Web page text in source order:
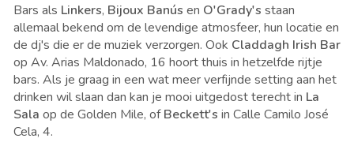
Bars als Linkers, Bijoux Banús en O'Grady's staan
allemaal bekend om de levendige atmosfeer, hun locatie en
de dj's die er de muziek verzorgen. Ook Claddagh Irish Bar
op Av. Arias Maldonado, 16 hoort thuis in hetzelfde rijtje
bars. Als je graag in een wat meer verfijnde setting aan het
drinken wil slaan dan kan je mooi uitgedost terecht in La
Sala op de Golden Mile, ofBeckett's in Calle Camilo José
Cela, 4.